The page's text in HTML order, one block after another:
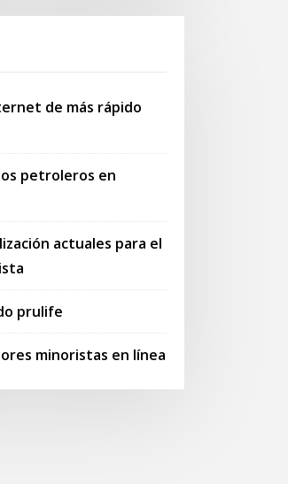
de más rápido
petroleros en
actuales para el
prulife
minoristas en línea